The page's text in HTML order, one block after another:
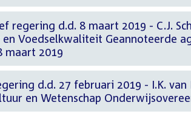
regering d.d. 8 maart 2019 - C.J.
Voedselkwaliteit Geannoteerde
maart 2019
d.d. 27 februari 2019 - I.K.
en Wetenschap